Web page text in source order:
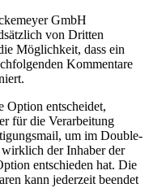
GmbH
von Dritten
Möglichkeit, dass ein
Kommentare
Option entscheidet,
für die Verarbeitung
um im Double-
der Inhaber der
entschieden hat. Die
kann jederzeit beendet